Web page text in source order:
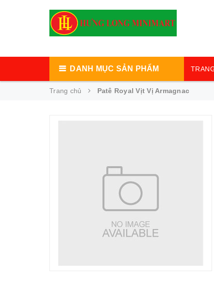
DANH MỤC SẢN PHẨM
Trang chủ Patê Royal Vịt Vị Armagnac